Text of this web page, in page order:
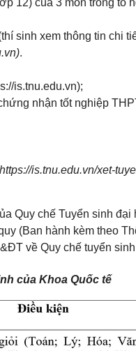
12) của 3 môn trong tổ
sinh xem thông tin chi
.
is.tnu.edu.vn);
nhận tốt nghiệp
is.tnu.edu.vn/xet-
Quy chế Tuyển sinh
(Ban hành kèm theo
về Quy chế tuyển
của Khoa Quốc tế